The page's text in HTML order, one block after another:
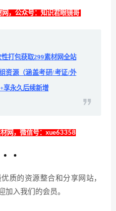
，公众号：知识君眼镜哥
打包获取299素材网全站
资源（涵盖考研/考证/外
享永久后续新增
网，微信号：xue63358
质的资源整合和分享网站，
加入我们的会员。